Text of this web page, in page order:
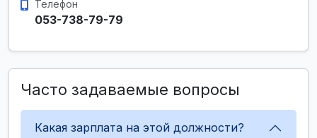
Телефон
053-738-79-79
Часто задаваемые вопросы
Какая зарплата на этой должности?